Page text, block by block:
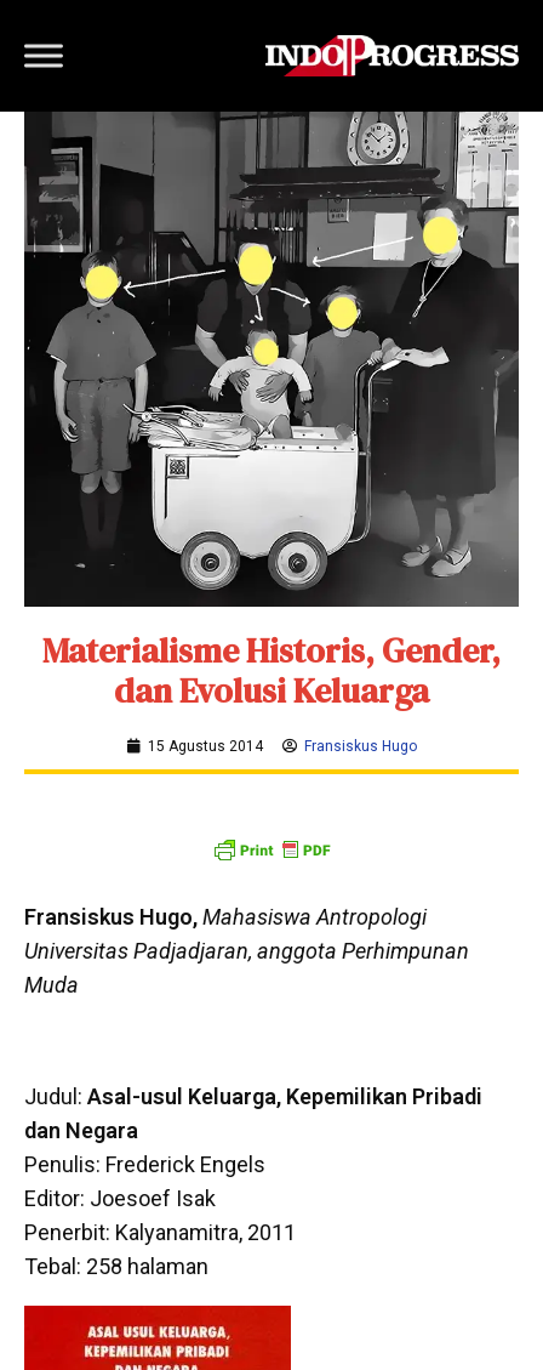
Materialisme Historis, Gender,
dan Evolusi Keluarga
15 Agustus 2014 Fransiskus Hugo
Fransiskus Hugo,Mahasiswa Antropologi
Universitas Padjadjaran, anggota Perhimpunan
Muda
Judul: Asal-usul Keluarga, Kepemilikan Pribadi
dan Negara
Penulis: Frederick Engels
Editor: Joesoef Isak
Penerbit: Kalyanamitra, 2011
Tebal: 258 halaman